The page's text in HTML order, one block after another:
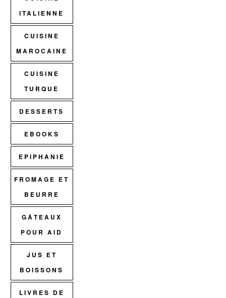
ITALIENNE
CUISINE
MAROCAINE
CUISINE
TURQUE
DESSERTS
EBOOKS
EPIPHANIE
FROMAGE ET
BEURRE
GÂTEAUX
POUR AID
JUS ET
BOISSONS
LIVRES DE